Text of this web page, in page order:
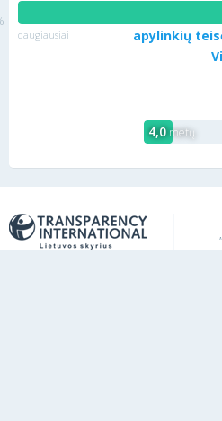
daugiausiai apylinkių
4,0 metų